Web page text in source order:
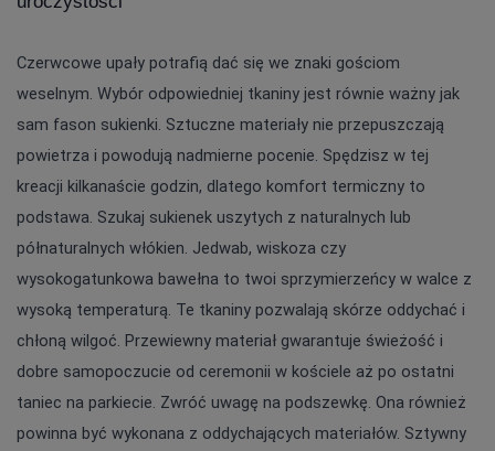
Czerwcowe upały potrafią dać się we znaki gościom
weselnym. Wybór odpowiedniej tkaniny jest równie ważny jak
sam fason sukienki. Sztuczne materiały nie przepuszczają
powietrza i powodują nadmierne pocenie. Spędzisz w tej
kreacji kilkanaście godzin, dlatego komfort termiczny to
podstawa. Szukaj sukienek uszytych z naturalnych lub
półnaturalnych włókien. Jedwab, wiskoza czy
wysokogatunkowa bawełna to twoi sprzymierzeńcy w walce z
wysoką temperaturą. Te tkaniny pozwalają skórze oddychać i
chłoną wilgoć. Przewiewny materiał gwarantuje świeżość i
dobre samopoczucie od ceremonii w kościele aż po ostatni
taniec na parkiecie. Zwróć uwagę na podszewkę. Ona również
powinna być wykonana z oddychających materiałów. Sztywny